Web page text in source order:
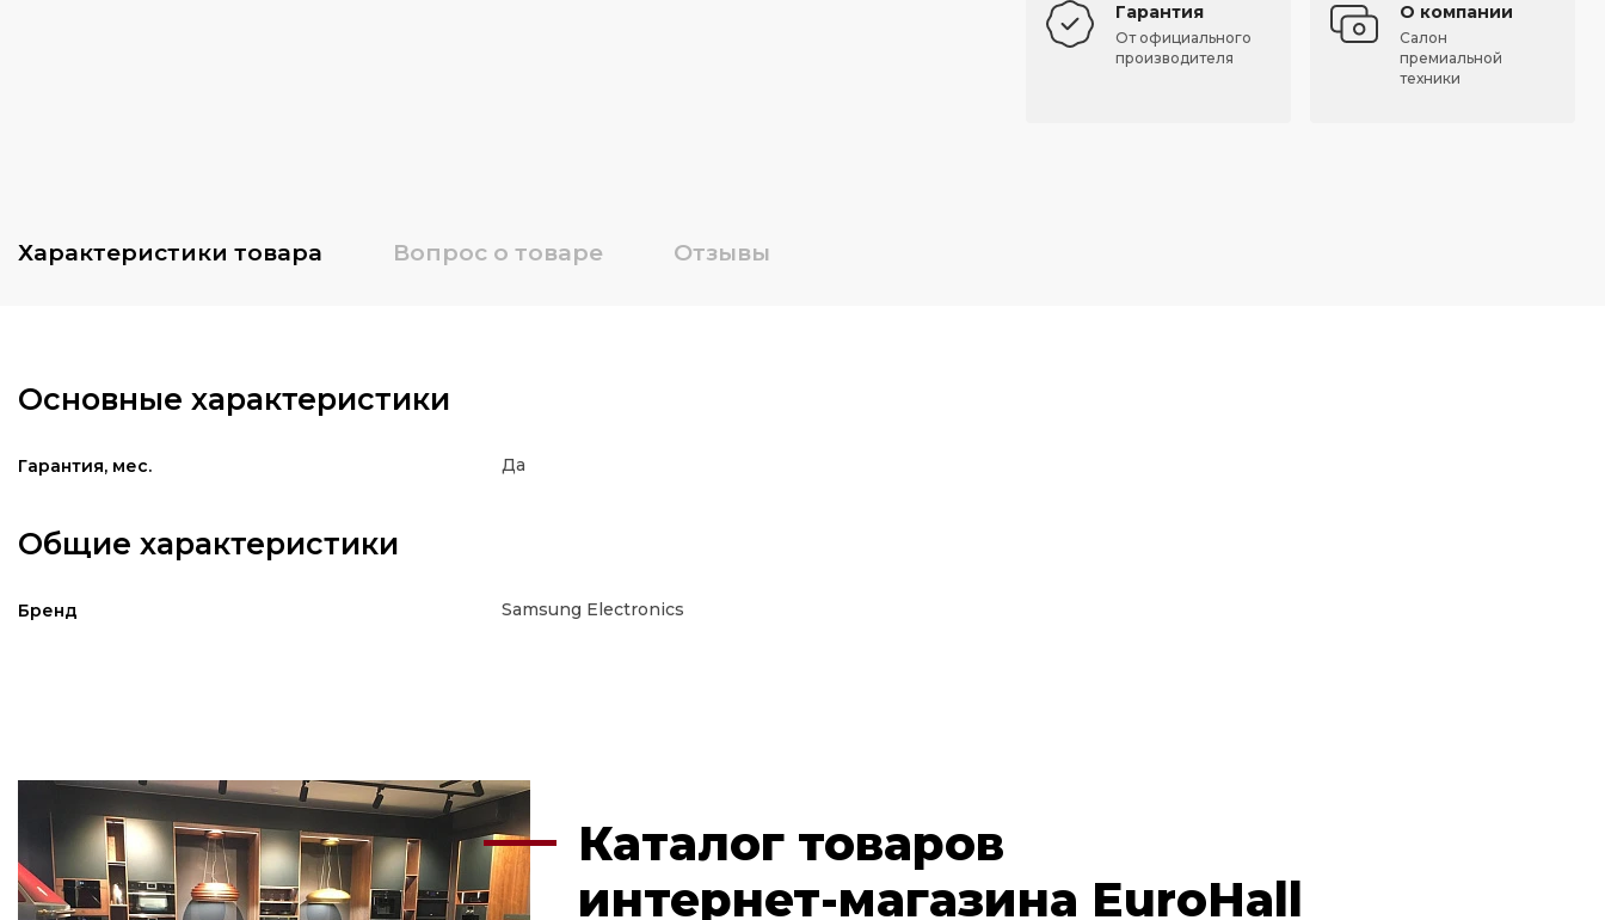
Гарантия
От официального
производителя
О компании
Салон
премиальной
техники
Характеристики товара Вопрос о товаре Отзывы
Основные характеристики
Гарантия, мес. Да
Общие характеристики
Бренд Samsung Electronics
Каталог товаров
интернет-магазина EuroHall